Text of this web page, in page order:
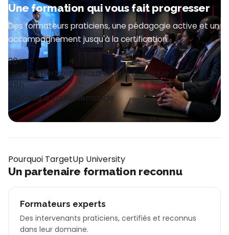
Une formation qui vous fait progresser
Des formateurs praticiens, une pédagogie active et un
accompagnement jusqu'à la certification.
20+
ans d'expertise
4
bureaux Maroc & Afrique
48h
réponse à votre demande
Pourquoi TargetUp University
Un partenaire formation reconnu
Formateurs experts
Des intervenants praticiens, certifiés et reconnus
dans leur domaine.